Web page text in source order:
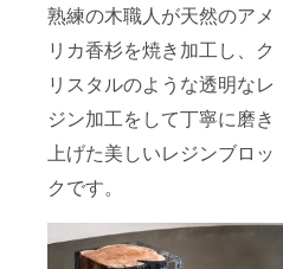
熟練の木職人が天然のアメ
リカ香杉を焼き加工し、ク
リスタルのような透明なレ
ジン加工をして丁寧に磨き
上げた美しいレジンブロッ
クです。